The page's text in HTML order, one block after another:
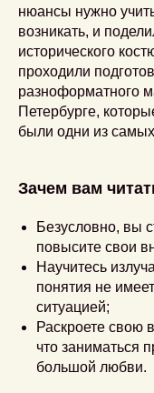
нюансы нужно
возникать, и
исторического
проходили
разноформатного
Петербурге,
были одни из
Зачем вам
Безусловно, вы
повысите свои
Научитесь
понятия не
ситуацией;
Раскроете свою
что заниматься
большой любви.